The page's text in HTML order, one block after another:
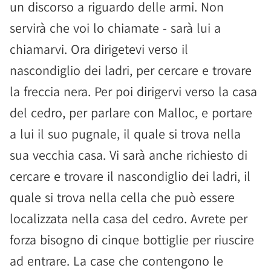
un discorso a riguardo delle armi. Non
servirà che voi lo chiamate - sarà lui a
chiamarvi. Ora dirigetevi verso il
nascondiglio dei ladri, per cercare e trovare
la freccia nera. Per poi dirigervi verso la casa
del cedro, per parlare con Malloc, e portare
a lui il suo pugnale, il quale si trova nella
sua vecchia casa. Vi sarà anche richiesto di
cercare e trovare il nascondiglio dei ladri, il
quale si trova nella cella che può essere
localizzata nella casa del cedro. Avrete per
forza bisogno di cinque bottiglie per riuscire
ad entrare. La case che contengono le